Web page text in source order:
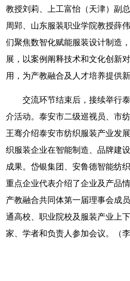
教授刘莉、上工富怡（天津）副
周郢、山东服装职业学院教授薛
们聚焦数智化赋能服装设计制造
展，以案例阐释技术和文化创新
用，为产教融合及人才培养提供新
交流环节结束后，接续举行
介活动。泰安市二级巡视员、市
王骞介绍泰安市纺织服装产业发
织服装企业在智能制造、品牌建
成果。岱银集团、安鲁德智能纺
重点企业代表介绍了企业及产品
产教融合共同体第一届理事会成
通高校、职业院校及服装产业上
家、学者和负责人参加会议。（